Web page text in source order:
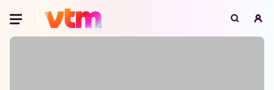
Oeps, browser niet ondersteund